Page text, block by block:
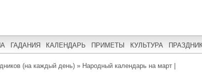
ГАДАНИЯ КАЛЕНДАРЬ ПРИМЕТЫ КУЛЬТУРА
(на каждый день) » Народный календарь на март |